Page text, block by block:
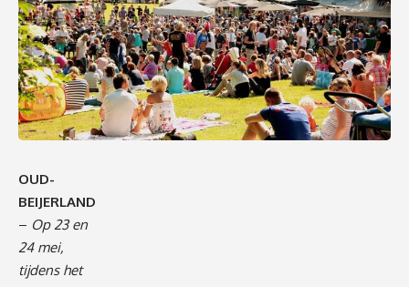
OUD-
BEIJERLAND
– Op 23 en
24 mei,
tijdens het